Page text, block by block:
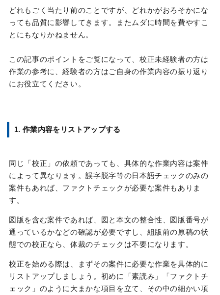
どれもごく当たり前のことですが、どれかがおろそかにな
っても品質に影響してきます。またムダに時間を費やすこ
とにもなりかねません。
この記事のポイントをご覧になって、校正未経験者の方は
作業の参考に、経験者の方はご自身の作業内容の振り返り
にお役立てください。
1. 作業内容をリストアップする
同じ「校正」の依頼であっても、具体的な作業内容は案件
によって異なります。誤字脱字等の日本語チェックのみの
案件もあれば、ファクトチェックが必要な案件もありま
す。
図版を含む案件であれば、図と本文の整合性、図版番号が
通っているかなどの確認が必要ですし、組版前の原稿の状
態での校正なら、体裁のチェックは不要になります。
校正を始める際は、まずその案件に必要な作業を具体的に
リストアップしましょう。初めに「素読み」「ファクトチ
ェック」のように大まかな項目を立て、その中の細かい項